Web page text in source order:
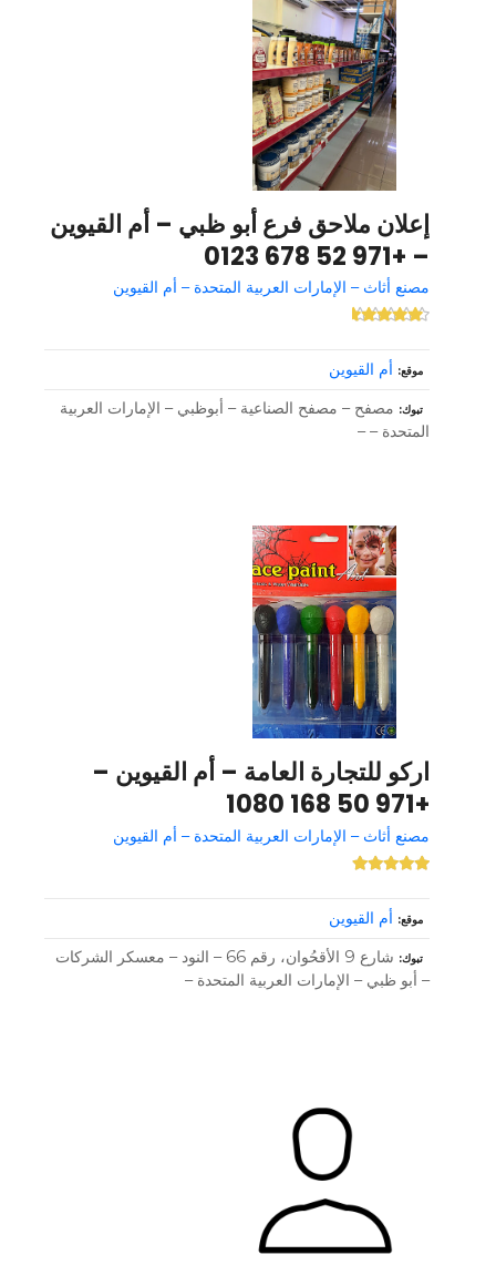
إعلان ملاحق فرع أبو ظبي – أم القيوين
– +971 52 678 0123
مصنع أثاث – الإمارات العربية المتحدة – أم القيوين
موقع أم القيوين
تبوك
مصفح – مصفح الصناعية – أبوظبي – الإمارات العربية
المتحدة – –
اركو للتجارة العامة – أم القيوين –
+971 50 168 1080
مصنع أثاث – الإمارات العربية المتحدة – أم القيوين
موقع أم القيوين
تبوك
شارع 9 الأقحُوان، رقم 66 – النود – معسكر الشركات
– أبو ظبي – الإمارات العربية المتحدة –